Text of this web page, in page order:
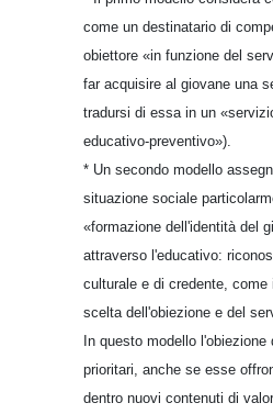
come un destinatario di
obiettore «in funzione del
far acquisire al giovane una
tradursi di essa in un
educativo-preventivo»).
* Un secondo modello
situazione sociale
«formazione dell'identità del
attraverso l'educativo:
culturale e di credente,
scelta dell'obiezione e del
In questo modello
prioritari, anche se esse
dentro nuovi contenuti di